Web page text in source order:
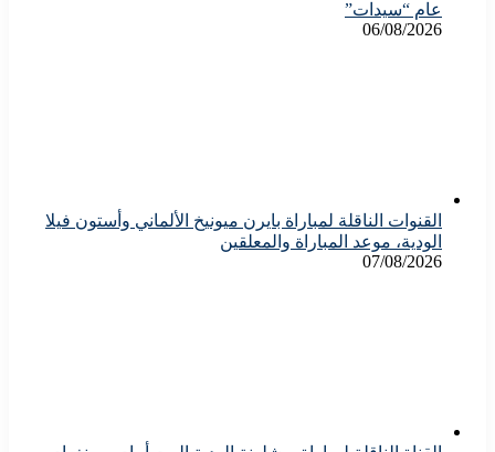
عام “سيدات”
06/08/2026
القنوات الناقلة لمباراة بايرن ميونيخ الألماني وأستون فيلا
الودية، موعد المباراة والمعلقين
07/08/2026